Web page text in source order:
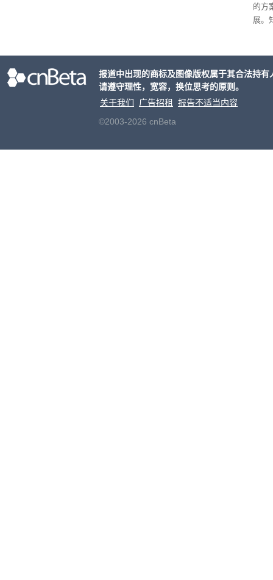
的方
展。
片的
报道中出现的商标及图像版权属于其合法持
请遵守理性，宽容，换位思考的原则。
关于我们
广告招租
报告不适当内容
©2003-2026 cnBeta